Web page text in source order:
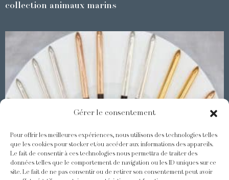
Gérer le consentement
Pour offrir les meilleures expériences, nous utilisons des technologies telles
que les cookies pour stocker et/ou accéder aux informations des appareils.
Le fait de consentir à ces technologies nous permettra de traiter des
données telles que le comportement de navigation ou les ID uniques sur ce
site. Le fait de ne pas consentir ou de retirer son consentement peut avoir
collection animaux marins
Les Baguettes Asiatiques Odiot